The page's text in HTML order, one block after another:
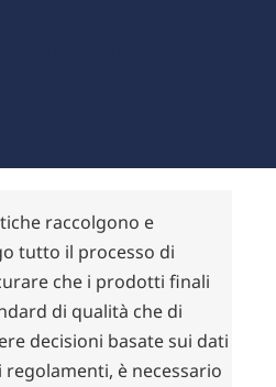
raccolgono e
tutto il processo di
che i prodotti finali
di qualità che di
decisioni basate sui dati
è necessario